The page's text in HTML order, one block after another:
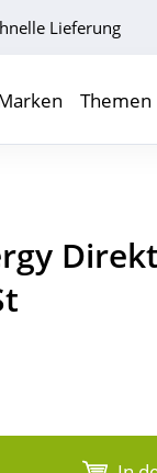
Lieferung
Themen